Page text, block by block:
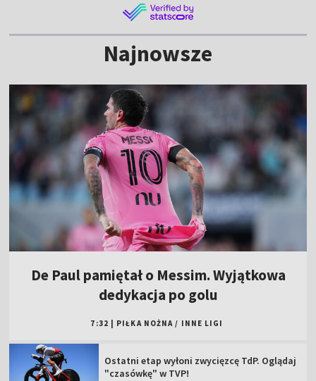
Najnowsze
De Paul pamiętał o Messim. Wyjątkowa
dedykacja po golu
7:32 PIŁKA NOŻNA / INNE LIGI
Ostatni etap wyłoni zwycięzcę TdP. Oglądaj
"czasówkę" w TVP!